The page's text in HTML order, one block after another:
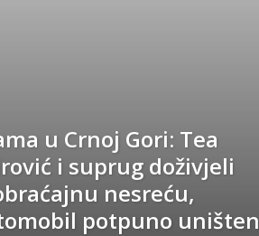
u Crnoj Gori: Tea
i suprug doživjeli
nesreću,
potpuno uništen